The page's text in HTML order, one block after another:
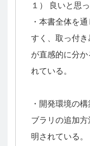
１） 良いと思
・本書全体を
すく、取っ付
が直感的に分
れている。
・開発環境の
ブラリの追加
明されている。